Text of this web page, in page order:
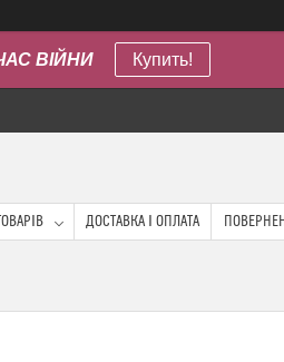
ВІЙНИ Купить!
ДОСТАВКА І ОПЛАТА